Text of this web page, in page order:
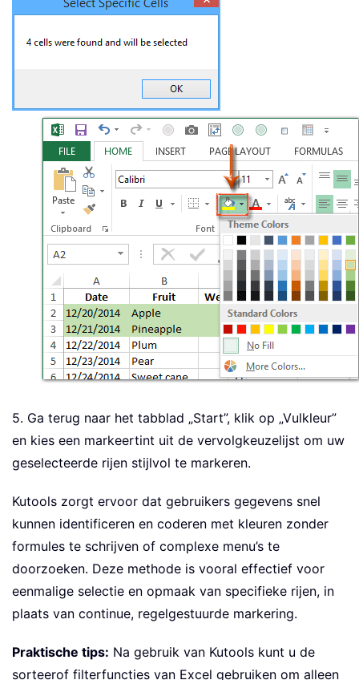
5. Ga terug naar het tabblad „Start”, klik op „Vulkleur”
en kies een markeertint uit de vervolgkeuzelijst om uw
geselecteerde rijen stijlvol te markeren.
Kutools zorgt ervoor dat gebruikers gegevens snel
kunnen identificeren en coderen met kleuren zonder
formules te schrijven of complexe menu’s te
doorzoeken. Deze methode is vooral effectief voor
eenmalige selectie en opmaak van specifieke rijen, in
plaats van continue, regelgestuurde markering.
Praktische tips: Na gebruik van Kutools kunt u de
sorteerof filterfuncties van Excel gebruiken om alleen